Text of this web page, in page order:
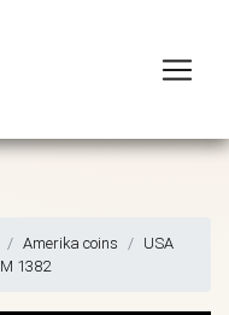
Amerika coins
USA
1382